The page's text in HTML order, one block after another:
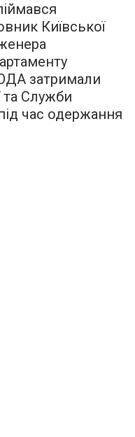
Київської
затримали
та Служби
час одержання